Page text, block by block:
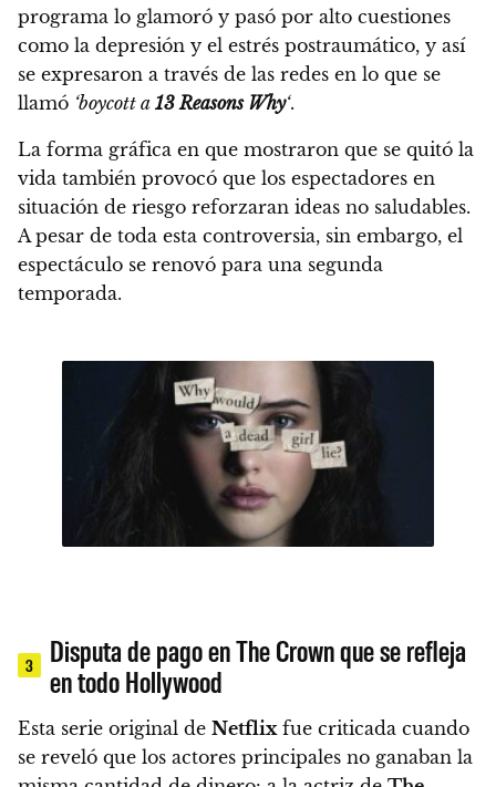
programa lo glamoró y pasó por alto cuestiones
como la depresión y el estrés postraumático, y así
se expresaron a través de las redes en lo que se
llamó ‘boycott a 13 Reasons Why‘.
La forma gráfica en que mostraron que se quitó la
vida también provocó que los espectadores en
situación de riesgo reforzaran ideas no saludables.
A pesar de toda esta controversia, sin embargo, el
espectáculo se renovó para una segunda
temporada.
3
Disputa de pago en The Crown que se refleja
en todo Hollywood
Esta serie original de Netflix fue criticada cuando
se reveló que los actores principales no ganaban la